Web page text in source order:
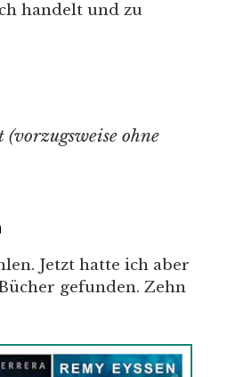
handelt und zu
(vorzugsweise ohne
Jetzt hatte ich aber
gefunden. Zehn